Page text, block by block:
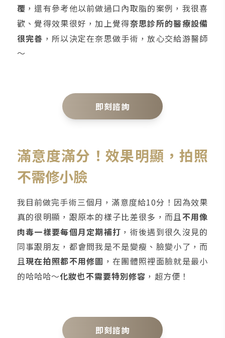
覆 ，還有參考他以前做過口內取脂的案例，我很喜
歡、覺得效果很好，加上覺得奈思診所的醫療設備
很完善 ，所以決定在奈思做手術，放心交給游醫師
～
即刻諮詢
滿意度滿分！效果明顯，拍照
不需修小臉
我目前做完手術三個月，滿意度給10分！因為效果
真的很明顯，跟原本的樣子比差很多，而且不用像
肉毒一樣要每個月定期補打 ，術後遇到很久沒見的
同事跟朋友，都會問我是不是變瘦、臉變小了，而
且現在拍照都不用修圖 ，在團體照裡面臉就是最小
的哈哈哈～化妝也不需要特別修容 ，超方便！
即刻諮詢